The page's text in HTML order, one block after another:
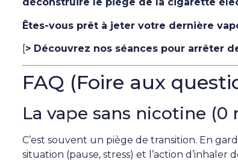
déconstruire le piège de la cigarette
Êtes-vous prêt à jeter votre dernière
> Découvrez nos séances pour arrêter
FAQ (Foire aux
La vape sans nicotine
C’est souvent un piège de transition. En
situation (pause, stress) et l’action